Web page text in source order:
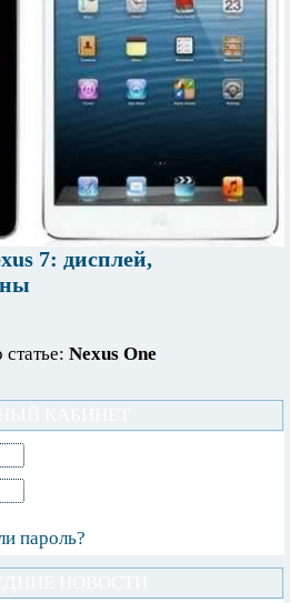
7: дисплей,
Nexus One
пароль?